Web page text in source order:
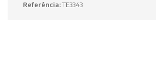
Referência:TE3343